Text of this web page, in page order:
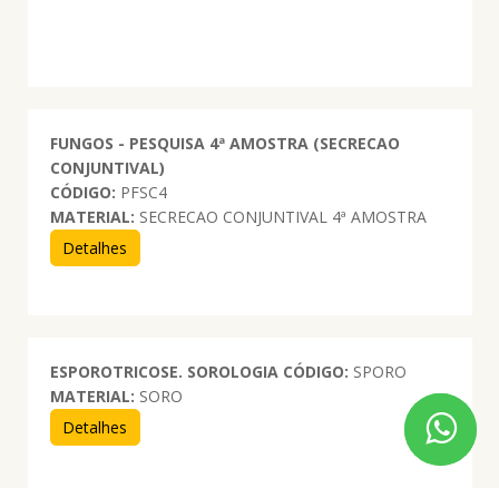
FUNGOS - PESQUISA 4ª AMOSTRA (SECRECAO
CONJUNTIVAL)
CÓDIGO: PFSC4
MATERIAL: SECRECAO CONJUNTIVAL 4ª AMOSTRA
Detalhes
ESPOROTRICOSE. SOROLOGIA CÓDIGO: SPORO
MATERIAL: SORO
Detalhes